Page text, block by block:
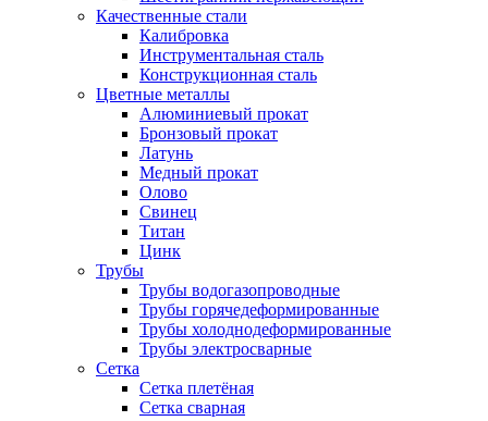
Качественные стали
Калибровка
Инструментальная сталь
Конструкционная сталь
Цветные металлы
Алюминиевый прокат
Бронзовый прокат
Латунь
Медный прокат
Олово
Свинец
Титан
Цинк
Трубы
Трубы водогазопроводные
Трубы горячедеформированные
Трубы холоднодеформированные
Трубы электросварные
Сетка
Сетка плетёная
Сетка сварная